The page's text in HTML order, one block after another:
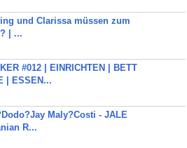
und Clarissa müssen zum
| ...
#012 | EINRICHTEN | BETT
| ESSEN...
Maly?Costi - JALE
R...